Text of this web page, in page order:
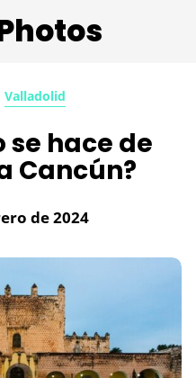
Valladolid
se hace de
Cancún?
de 2024